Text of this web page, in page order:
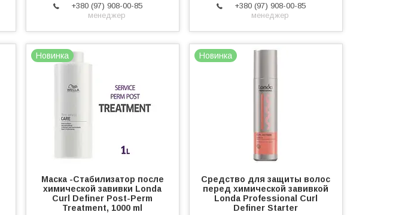
+380 (97) 908-00-85
менеджер
+380 (97) 908-00-85
менеджер
Новинка
Маска -Стабилизатор после
химической завивки Londa
Curl Definer Post-Perm
Treatment, 1000 ml
Новинка
Средство для защиты волос
перед химической завивкой
Londa Professional Curl
Definer Starter